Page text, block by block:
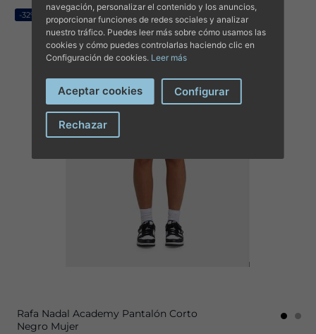
-32%
Rafa Nadal Academy Pantalón Corto
Negro Mujer
navegación, personalizar el contenido y los anuncios,
proporcionar funciones de redes sociales y analizar
nuestro tráfico. Puedes leer más sobre cómo usamos las
cookies y cómo puedes controlarlas haciendo clic en
Configuración de cookies. Leer más
Aceptar cookies Configurar
Rechazar